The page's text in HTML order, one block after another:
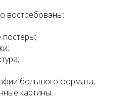
востребованы:
большого формата;
картины.